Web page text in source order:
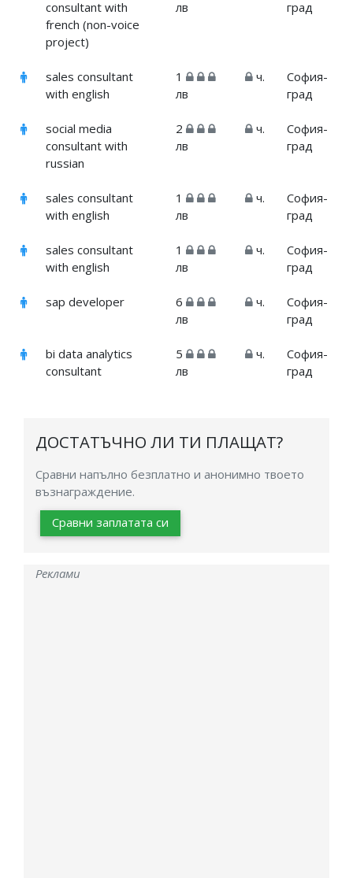
consultant with
french (non-voice
project)
лв град
sales consultant
with english
1
лв
ч.
София-
град
social media
consultant with
russian
2
лв
ч.
София-
град
sales consultant
with english
1
лв
ч.
София-
град
sales consultant
with english
1
лв
ч.
София-
град
sap developer
6
лв
ч.
София-
град
bi data analytics
consultant
5
лв
ч.
София-
град
ДОСТАТЪЧНО ЛИ ТИ ПЛАЩАТ?
Сравни напълно безплатно и анонимно твоето
възнаграждение.
Сравни заплатата си
Реклами